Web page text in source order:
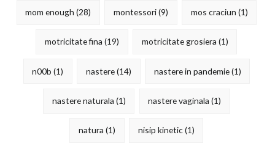
mom enough (28) montessori(9) mos craciun (1)
motricitate fina (19) motricitate grosiera (1)
n00b (1) nastere(14) nastere in pandemie(1)
nastere naturala (1) nastere vaginala (1)
natura (1) nisip kinetic(1)